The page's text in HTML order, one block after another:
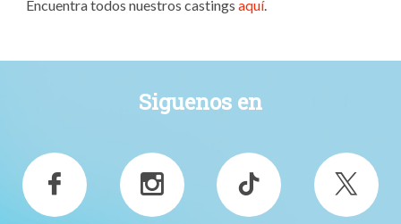
Encuentra todos nuestros castings aquí.
Siguenos en